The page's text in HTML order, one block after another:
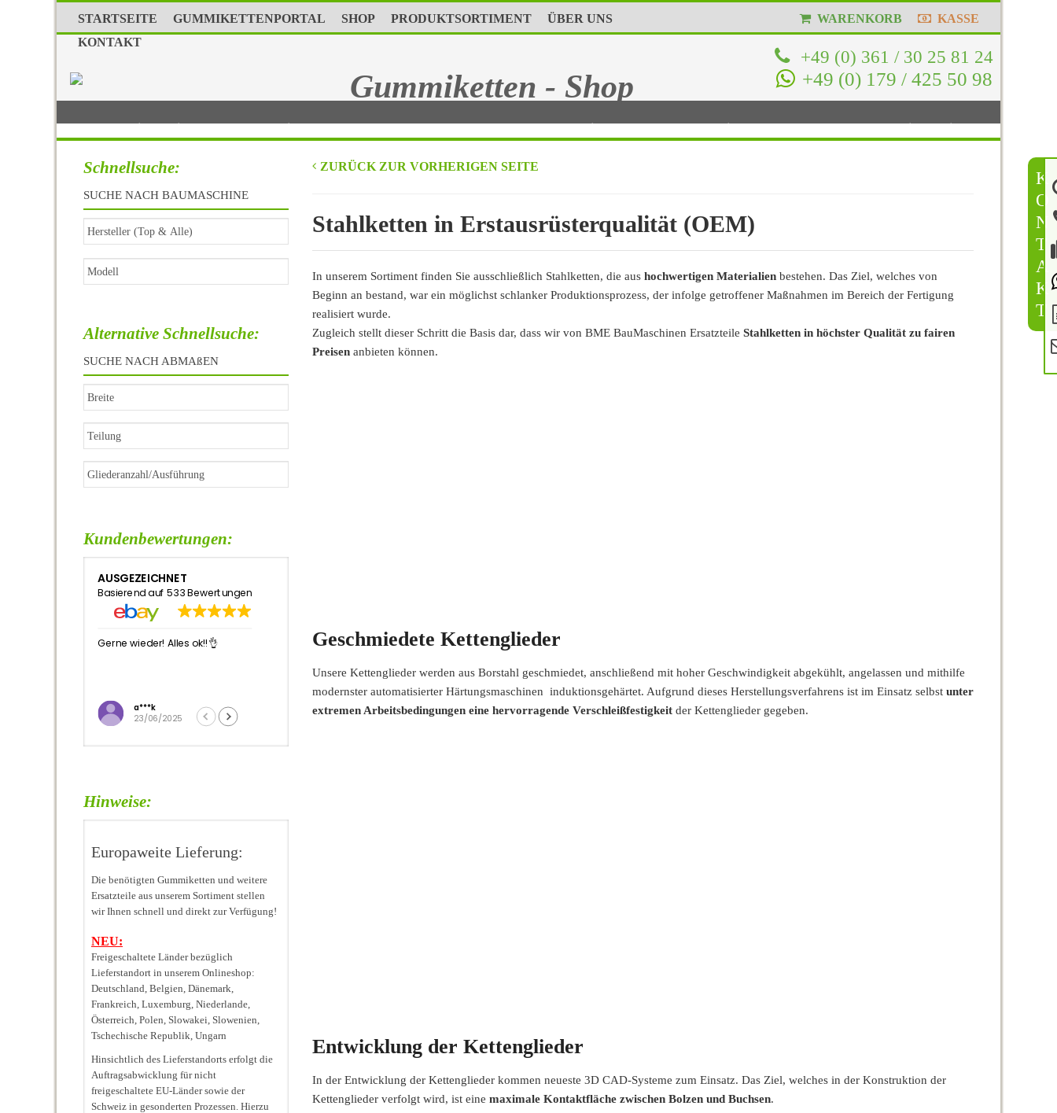
K
O
N
T
A
K
T
STARTSEITE GUMMIKETTENPORTAL SHOP PRODUKTSORTIMENT
ÜBER UNS
KONTAKT
WARENKORB KASSE
+49 (0) 361 / 30 25 81 24
+49 (0) 179 / 425 50 98
Gummiketten - Shop
Gummiketten in Erstausrüsterqualität (OEM) | Hohe Lebensdauer | 12 Monate Garantie | Schneller, kostenfreier Versand | Hohe Kundenzufriedenheit
ZURÜCK ZUR VORHERIGEN SEITE
Stahlketten in Erstausrüsterqualität (OEM)
In unserem Sortiment finden Sie ausschließlich Stahlketten, die aus hochwertigen Materialienbestehen. Das Ziel, welches von
Beginn an bestand, war ein möglichst schlanker Produktionsprozess, der infolge getroffener Maßnahmen im Bereich der Fertigung
realisiert wurde.
Zugleich stellt dieser Schritt die Basis dar, dass wir von BME BauMaschinen Ersatzteile Stahlketten in höchster Qualität zu fairen
Preisenanbieten können.
Geschmiedete Kettenglieder
Unsere Kettenglieder werden aus Borstahl geschmiedet, anschließend mit hoher Geschwindigkeit abgekühlt, angelassen und mithilfe
modernster automatisierter Härtungsmaschinen induktionsgehärtet. Aufgrund dieses Herstellungsverfahrens ist im Einsatz selbst unter
extremen Arbeitsbedingungen eine hervorragende Verschleißfestigkeitder Kettenglieder gegeben.
Entwicklung der Kettenglieder
In der Entwicklung der Kettenglieder kommen neueste 3D CAD-Systeme zum Einsatz. Das Ziel, welches in der Konstruktion der
Kettenglieder verfolgt wird, ist eine maximale Kontaktfläche zwischen Bolzen und Buchsen.
Schnellsuche:
SUCHE NACH BAUMASCHINE
Alternative Schnellsuche:
SUCHE NACH ABMAßEN
Kundenbewertungen:
AUSGEZEICHNET
Basierend auf 533 Bewertungen
Gerne wieder! Alles ok!!👌
a***k
23/06/2025
Alles bestens, gerne
i***p
22/06/2025
👍
e***e
22/06/2025
t***e
22/06/2025
e***e
22/06/2025
Ebayer sehr zu empfehlen
Hinweise:
Europaweite Lieferung:
Die benötigten Gummiketten und weitere
Ersatzteile aus unserem Sortiment stellen
wir Ihnen schnell und direkt zur Verfügung!
NEU:
Freigeschaltete Länder bezüglich
Lieferstandort in unserem Onlineshop:
Deutschland, Belgien, Dänemark,
Frankreich, Luxemburg, Niederlande,
Österreich, Polen, Slowakei, Slowenien,
Tschechische Republik, Ungarn
Hinsichtlich des Lieferstandorts erfolgt die
Auftragsabwicklung für nicht
freigeschaltete EU-Länder sowie der
Schweiz in gesonderten Prozessen. Hierzu